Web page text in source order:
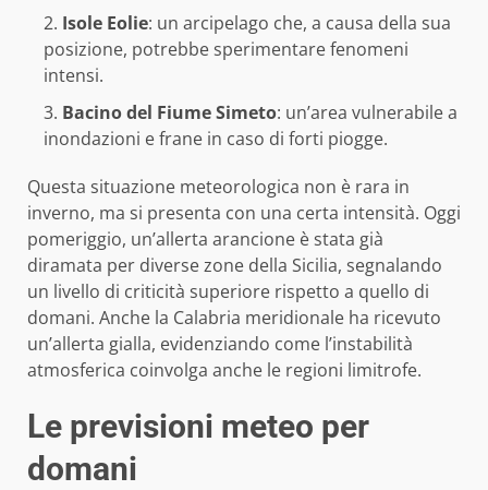
Isole Eolie: un arcipelago che, a causa della sua
posizione, potrebbe sperimentare fenomeni
intensi.
Bacino del Fiume Simeto: un’area vulnerabile a
inondazioni e frane in caso di forti piogge.
Questa situazione meteorologica non è rara in
inverno, ma si presenta con una certa intensità. Oggi
pomeriggio, un’allerta arancione è stata già
diramata per diverse zone della Sicilia, segnalando
un livello di criticità superiore rispetto a quello di
domani. Anche la Calabria meridionale ha ricevuto
un’allerta gialla, evidenziando come l’instabilità
atmosferica coinvolga anche le regioni limitrofe.
Le previsioni meteo per
domani